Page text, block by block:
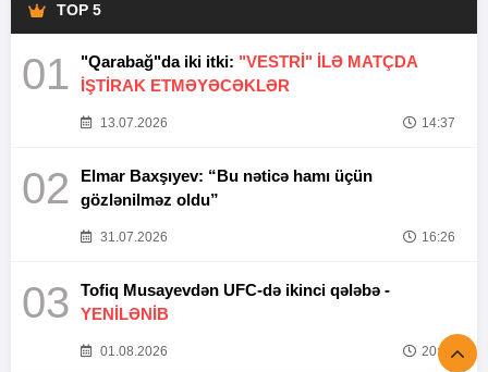
TOP 5
01 "Qarabağ"da iki itki: "VESTRİ" İLƏ MATÇDA
İŞTİRAK ETMƏYƏCƏKLƏR
13.07.2026 14:37
02
Elmar Baxşıyev: “Bu nəticə hamı üçün
gözlənilməz oldu”
31.07.2026 16:26
03
Tofiq Musayevdən UFC-də ikinci qələbə -
YENİLƏNİB
01.08.2026 20:52